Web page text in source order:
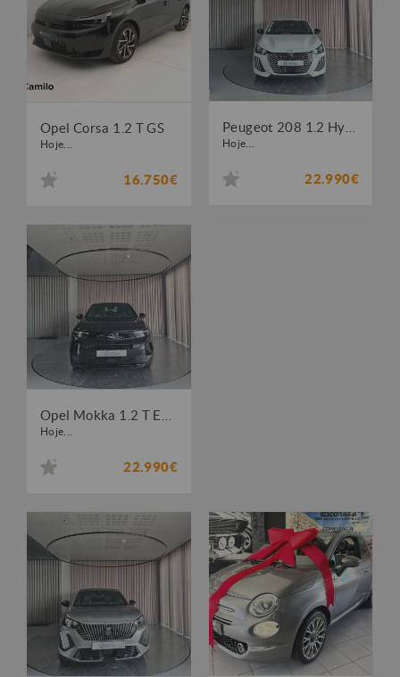
Opel Corsa 1.2 T GS
Hoje...
16.750€
Hoje...
22.990€
Hoje...
22.990€